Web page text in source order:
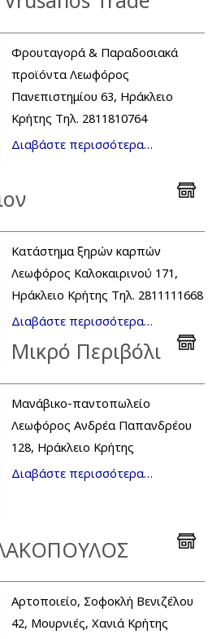
Φρουταγορά & Παραδοσιακά
προϊόντα Λεωφόρος
Πανεπιστημίου 63, Ηράκλειο
Κρήτης Τηλ. 2811810764
Διαβάστε περισσότερα…
Κατάστημα ξηρών καρπών
Λεωφόρος Καλοκαιρινού 171,
Ηράκλειο Κρήτης Τηλ. 2811111668
Διαβάστε περισσότερα…
Μικρό Περιβόλι
Μανάβικο-παντοπωλείο
Λεωφόρος Ανδρέα Παπανδρέου
128, Ηράκλειο Κρήτης
Διαβάστε περισσότερα…
Αρτοποιείο, Σοφοκλή Βενιζέλου
42, Μουρνιές, Χανιά Κρήτης